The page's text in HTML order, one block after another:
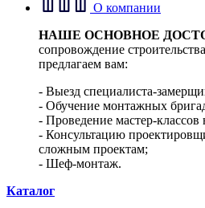
О компании
НАШЕ ОСНОВНОЕ
сопровождение
предлагаем вам:
- Выезд специалиста-
- Обучение монтажных
- Проведение мастер-классов
- Консультацию
сложным проектам;
- Шеф-монтаж.
Каталог